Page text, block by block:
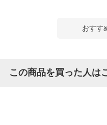
おすす
この商品を買った人は